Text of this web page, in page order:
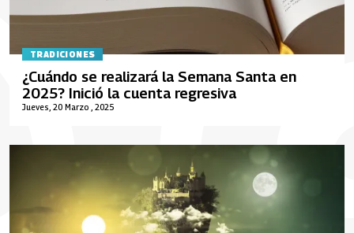
TRADICIONES
Jueves, 20 Marzo , 2025
¿Cuándo se realizará la Semana Santa en
2025? Inició la cuenta regresiva